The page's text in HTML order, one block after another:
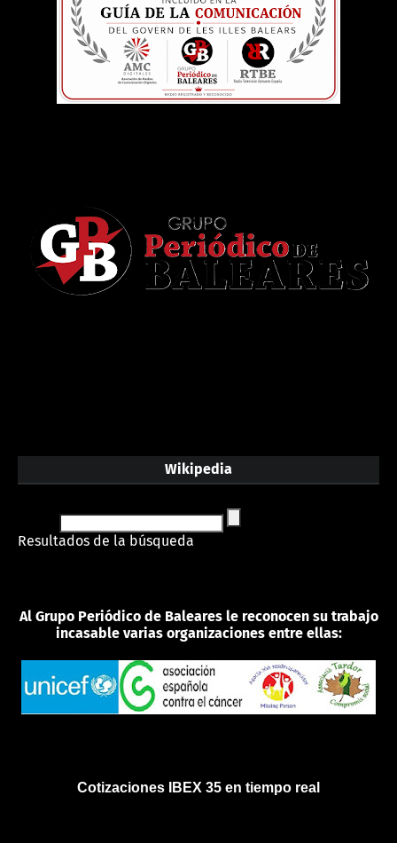
Wikipedia
Resultados de la búsqueda
Al Grupo Periódico de Baleares le reconocen su trabajo
incasable varias organizaciones entre ellas:
Cotizaciones IBEX 35 en tiempo real